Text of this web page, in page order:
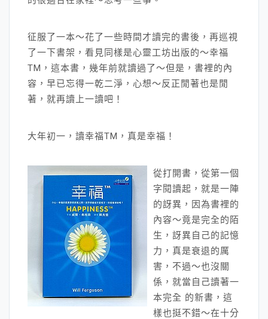
征服了一本～花了一些時間才讀完的書後，再巡視
了一下書架，看見同樣是心靈工坊出版的～幸福
TM，這本書，幾年前就讀過了～但是，書裡的內
容，早已忘得一乾二淨，心想～反正閒著也是閒
著，就再讀上一讀吧！
大年初一，讀幸福TM，真是幸福！
從打開書，從第一個
字閱讀起，就是一陣
的訝異，因為書裡的
內容～竟是完全的陌
生，訝異自己的記憶
力，真是衰退的厲
害，不過～也沒關
係，就當自己讀著一
本完全 的新書，這
樣也挺不錯～在十分